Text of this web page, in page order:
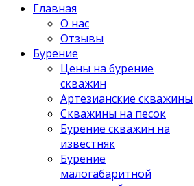
Главная
О нас
Отзывы
Бурение
Цены на бурение
скважин
Артезианские скважины
Скважины на песок
Бурение скважин на
известняк
Бурение
малогабаритной